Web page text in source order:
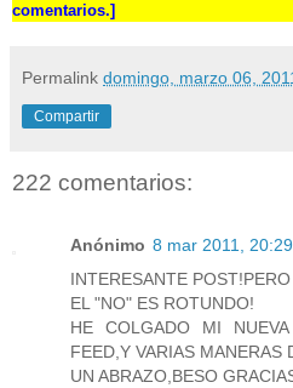
comentarios.]
Permalink domingo, marzo 06,
Compartir
222 comentarios:
Anónimo 8 mar 2011,
INTERESANTE
EL "NO" ES ROTUNDO!
HE COLGADO MI
FEED,Y VARIAS MANERAS
UN ABRAZO,BESO